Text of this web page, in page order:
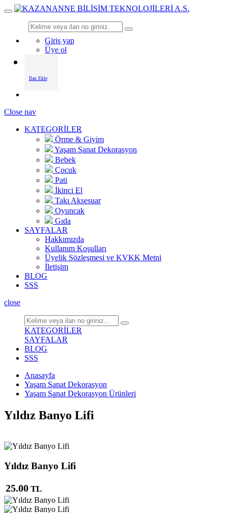
Giriş yap
Üye ol
İlan Ekle
Close nav
KATEGORİLER
Örme & Giyim
Yaşam Sanat Dekorasyon
Bebek
Çocuk
Pati
İkinci El
Takı Aksesuar
Oyuncak
Gıda
SAYFALAR
Hakkımızda
Kullanım Koşulları
Üyelik Sözleşmesi ve KVKK Metni
İletişim
BLOG
SSS
close
KATEGORİLER
SAYFALAR
BLOG
SSS
Anasayfa
Yaşam Sanat Dekorasyon
Yaşam Sanat Dekorasyon Ürünleri
Yıldız Banyo Lifi
Yıldız Banyo Lifi
25.00 TL